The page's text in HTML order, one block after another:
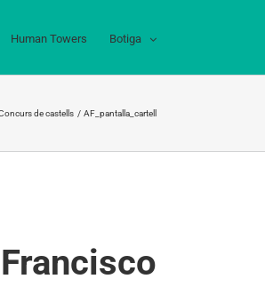
Human Towers Botiga
de castells AF_pantalla_cartell